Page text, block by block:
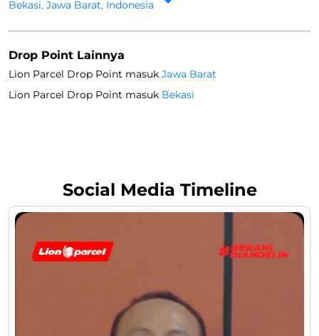
Bekasi, Jawa Barat, Indonesia
Drop Point Lainnya
Lion Parcel Drop Point masuk Jawa Barat
Lion Parcel Drop Point masuk Bekasi
Social Media Timeline